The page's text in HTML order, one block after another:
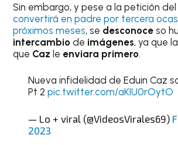
Sin embargo, y pese a la petición del
convertirá en padre por tercera
próximos meses, se desconoceso
intercambiode imágenes, ya que
que Cazle enviara primero.
Nueva infidelidad de Eduin Caz
Pt 2 pic.twitter.com/aKIU0rOytO
— Lo + viral (@VideosVirales69)
2023